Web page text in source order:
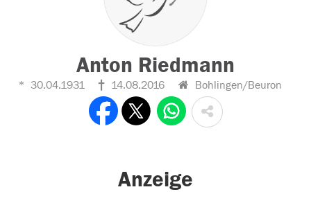
Anton Riedmann
30.04.1931 14.08.2016 Bohlingen/Beuron
Anzeige